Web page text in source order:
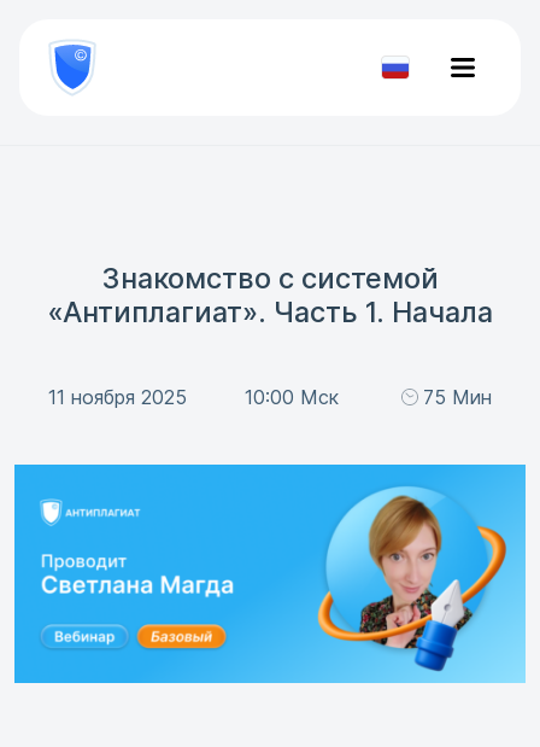
800
777-
81-Проверить
Знакомство с системой
«Антиплагиат». Часть 1. Начала
11 ноября 2025 10:00 Мск 75 Мин